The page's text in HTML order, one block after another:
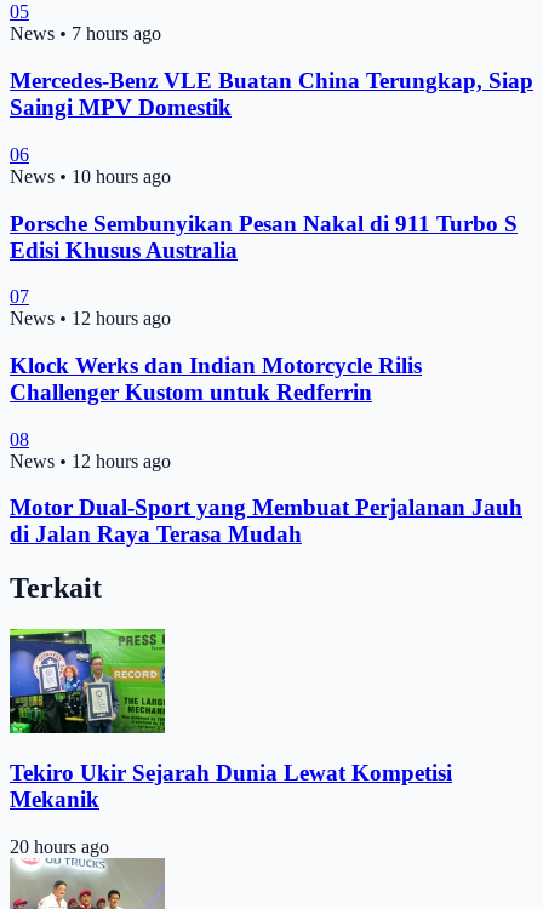
05
News • 7 hours ago
Mercedes-Benz VLE Buatan China Terungkap, Siap
Saingi MPV Domestik
06
News • 10 hours ago
Porsche Sembunyikan Pesan Nakal di 911 Turbo S
Edisi Khusus Australia
07
News • 12 hours ago
Klock Werks dan Indian Motorcycle Rilis
Challenger Kustom untuk Redferrin
08
News • 12 hours ago
Motor Dual-Sport yang Membuat Perjalanan Jauh
di Jalan Raya Terasa Mudah
Terkait
Tekiro Ukir Sejarah Dunia Lewat Kompetisi
Mekanik
20 hours ago